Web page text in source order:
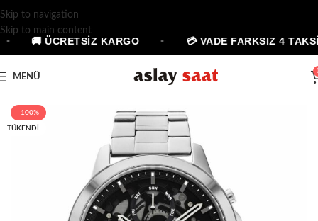
Skip to navigation
Skip to main content
🚚 ÜCRETSİZ KARGO 💳 VADE FARKSIZ 4
MENÜ
-100%
TÜKENDI